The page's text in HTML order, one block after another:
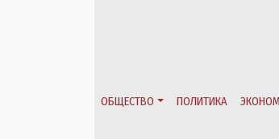
ОБЩЕСТВО ПОЛИТИКА